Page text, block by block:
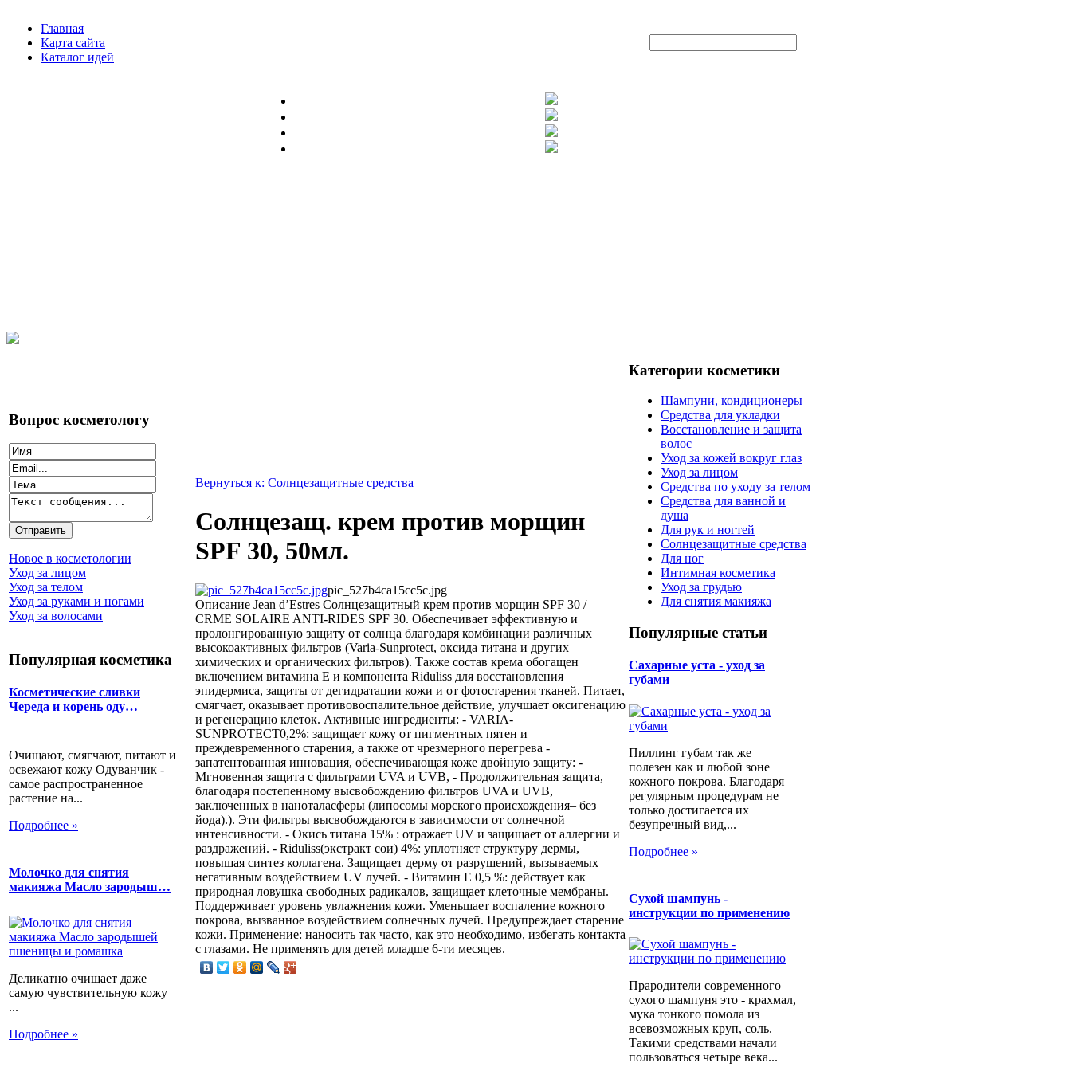
Главная
Карта сайта
Каталог идей
Вопрос косметологу
Новое в косметологии
Уход за лицом
Уход за телом
Уход за руками и ногами
Уход за волосами
Популярная косметика
Косметические сливки
Череда и корень оду…
Очищают, смягчают, питают и
освежают кожу Одуванчик -
самое распространенное
растение на...
Подробнее »
Молочко для снятия
макияжа Масло зародыш…
Деликатно очищает даже
самую чувствительную кожу
...
Подробнее »
Вернуться к: Солнцезащитные средства
Солнцезащ. крем против морщин
SPF 30, 50мл.
pic_527b4ca15cc5c.jpg
Описание Jean d’Estres Солнцезащитный крем против морщин SPF 30 /
CRME SOLAIRE ANTI-RIDES SPF 30. Обеспечивает эффективную и
пролонгированную защиту от солнца благодаря комбинации различных
высокоактивных фильтров (Varia-Sunprotect, оксида титана и других
химических и органических фильтров). Также состав крема обогащен
включением витамина Е и компонента Riduliss для восстановления
эпидермиса, защиты от дегидратации кожи и от фотостарения тканей. Питает,
смягчает, оказывает противовоспалительное действие, улучшает оксигенацию
и регенерацию клеток. Активные ингредиенты: - VARIA-
SUNPROTECT0,2%: защищает кожу от пигментных пятен и
преждевременного старения, а также от чрезмерного перегрева -
запатентованная инновация, обеспечивающая коже двойную защиту: -
Мгновенная защита с фильтрами UVA и UVB, - Продолжительная защита,
благодаря постепенному высвобождению фильтров UVA и UVB,
заключенных в наноталасферы (липосомы морского происхождения– без
йода).). Эти фильтры высвобождаются в зависимости от солнечной
интенсивности. - Окись титана 15% : отражает UV и защищает от аллергии и
раздражений. - Riduliss(экстракт сои) 4%: уплотняет структуру дермы,
повышая синтез коллагена. Защищает дерму от разрушений, вызываемых
негативным воздействием UV лучей. - Витамин Е 0,5 %: действует как
природная ловушка свободных радикалов, защищает клеточные мембраны.
Поддерживает уровень увлажнения кожи. Уменьшает воспаление кожного
покрова, вызванное воздействием солнечных лучей. Предупреждает старение
кожи. Применение: наносить так часто, как это необходимо, избегать контакта
с глазами. Не применять для детей младше 6-ти месяцев.
Категории косметики
Шампуни, кондиционеры
Средства для укладки
Восстановление и защита
волос
Уход за кожей вокруг глаз
Уход за лицом
Средства по уходу за телом
Средства для ванной и
душа
Для рук и ногтей
Солнцезащитные средства
Для ног
Интимная косметика
Уход за грудью
Для снятия макияжа
Популярные статьи
Сахарные уста - уход за
губами
Пиллинг губам так же
полезен как и любой зоне
кожного покрова. Благодаря
регулярным процедурам не
только достигается их
безупречный вид,...
Подробнее »
Сухой шампунь -
инструкции по применению
Прародители современного
сухого шампуня это - крахмал,
мука тонкого помола из
всевозможных круп, соль.
Такими средствами начали
пользоваться четыре века...